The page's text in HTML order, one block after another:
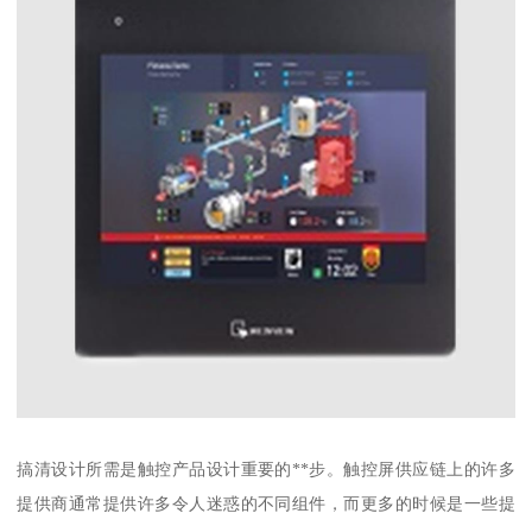
搞清设计所需是触控产品设计重要的**步。触控屏供应链上的许多
提供商通常提供许多令人迷惑的不同组件，而更多的时候是一些提